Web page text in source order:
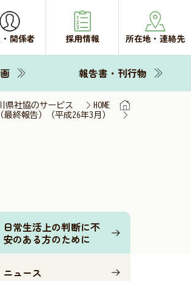
関係者 採用情報 所在地・連絡先
報告書・刊行物
HOME
県社協のサービス
終報告）（平成26年3月）
日常生活上の判断に不
安のある方のために
ニュース